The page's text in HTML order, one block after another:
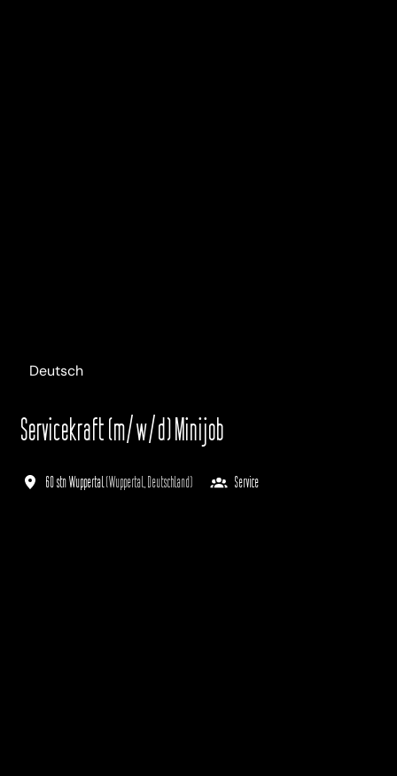
Deutsch
Servicekraft (m/w/d) Minijob
60 stn Wuppertal Wuppertal Deutschland) Service